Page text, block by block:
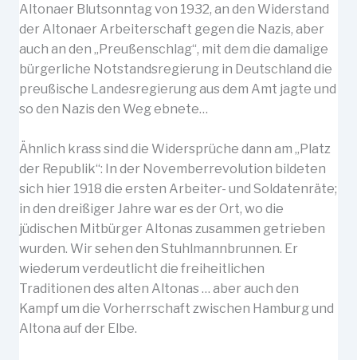
Altonaer Blutsonntag von 1932, an den Widerstand
der Altonaer Arbeiterschaft gegen die Nazis, aber
auch an den „Preußenschlag“, mit dem die damalige
bürgerliche Notstandsregierung in Deutschland die
preußische Landesregierung aus dem Amt jagte und
so den Nazis den Weg ebnete…
Ähnlich krass sind die Widersprüche dann am „Platz
der Republik“: In der Novemberrevolution bildeten
sich hier 1918 die ersten Arbeiter- und Soldatenräte;
in den dreißiger Jahre war es der Ort, wo die
jüdischen Mitbürger Altonas zusammen getrieben
wurden. Wir sehen den Stuhlmannbrunnen. Er
wiederum verdeutlicht die freiheitlichen
Traditionen des alten Altonas … aber auch den
Kampf um die Vorherrschaft zwischen Hamburg und
Altona auf der Elbe.